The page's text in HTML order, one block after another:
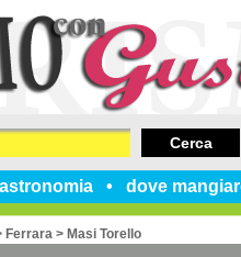
dove
Cerca
Ferrara > Masi Torello